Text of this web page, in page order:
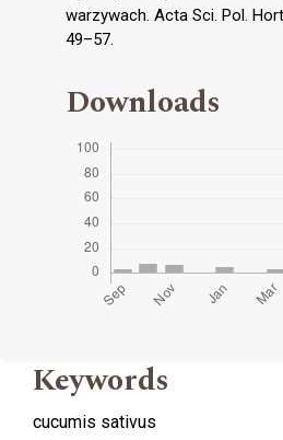
warzywach. Acta Sci. Pol.
49–57.
Downloads
Keywords
cucumis sativus